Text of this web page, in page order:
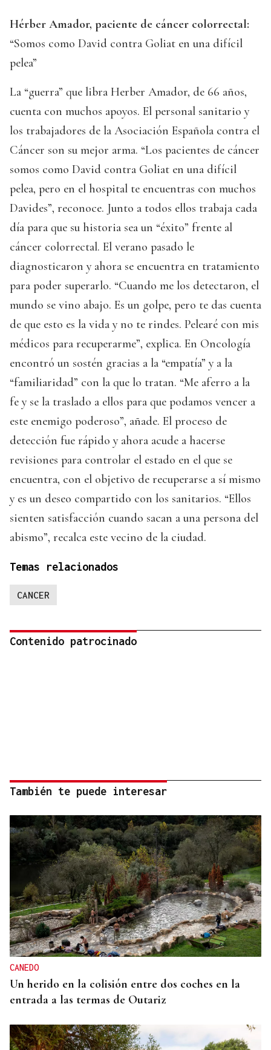
Hérber Amador, paciente de cáncer colorrectal:
“Somos como David contra Goliat en una difícil
pelea”
La “guerra” que libra Herber Amador, de 66 años,
cuenta con muchos apoyos. El personal sanitario y
los trabajadores de la Asociación Española contra el
Cáncer son su mejor arma. “Los pacientes de cáncer
somos como David contra Goliat en una difícil
pelea, pero en el hospital te encuentras con muchos
Davides”, reconoce. Junto a todos ellos trabaja cada
día para que su historia sea un “éxito” frente al
cáncer colorrectal. El verano pasado le
diagnosticaron y ahora se encuentra en tratamiento
para poder superarlo. “Cuando me los detectaron, el
mundo se vino abajo. Es un golpe, pero te das cuenta
de que esto es la vida y no te rindes. Pelearé con mis
médicos para recuperarme”, explica. En Oncología
encontró un sostén gracias a la “empatía” y a la
“familiaridad” con la que lo tratan. “Me aferro a la
fe y se la traslado a ellos para que podamos vencer a
este enemigo poderoso”, añade. El proceso de
detección fue rápido y ahora acude a hacerse
revisiones para controlar el estado en el que se
encuentra, con el objetivo de recuperarse a sí mismo
y es un deseo compartido con los sanitarios. “Ellos
sienten satisfacción cuando sacan a una persona del
abismo”, recalca este vecino de la ciudad.
Temas relacionados
CANCER
Contenido patrocinado
También te puede interesar
CANEDO
Un herido en la colisión entre dos coches en la
entrada a las termas de Outariz